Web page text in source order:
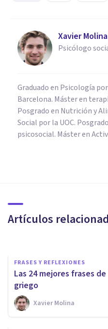
Xavier Molina
Psicólogo
Graduado en Psicología
Barcelona. Máster en
Posgrado en Nutrición y
Social por la UOC.
psicosocial. Máster en
Artículos
de Mileto
FRASES Y REFLEXIONES
Las 24 mejores frases
griego
Xavier Molina